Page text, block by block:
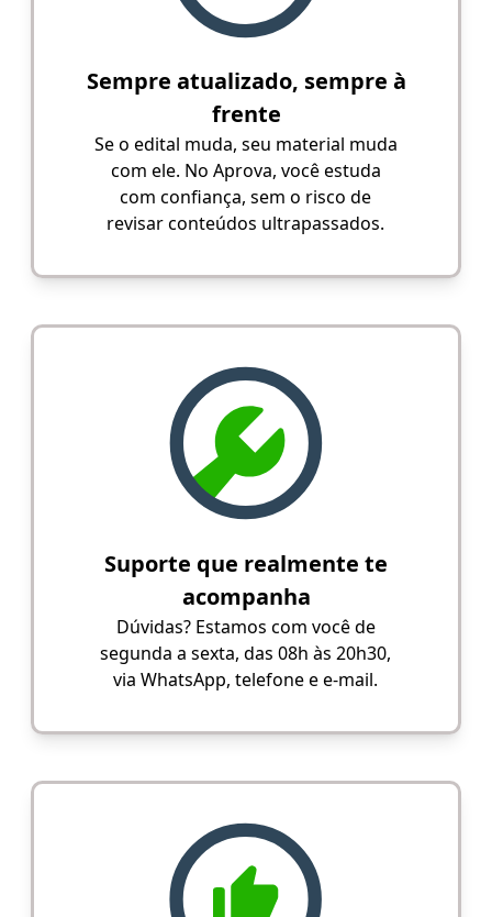
Sempre atualizado, sempre à
frente
Se o edital muda, seu material muda
com ele. No Aprova, você estuda
com confiança, sem o risco de
revisar conteúdos ultrapassados.
Suporte que realmente te
acompanha
Dúvidas? Estamos com você de
segunda a sexta, das 08h às 20h30,
via WhatsApp, telefone e e-mail.